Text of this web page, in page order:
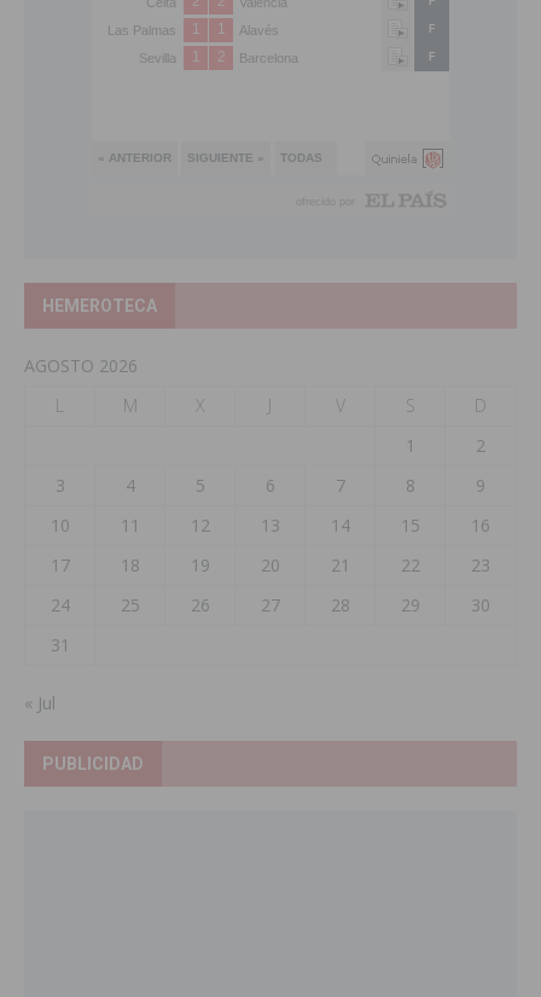
HEMEROTECA
AGOSTO 2026
L
M X J V S
D
1
2
3
4 5 6 7 8
9
10
11 12 13 14 15
16
17
18 19 20 21 22
23
24
25 26 27 28 29
30
31
« Jul
PUBLICIDAD